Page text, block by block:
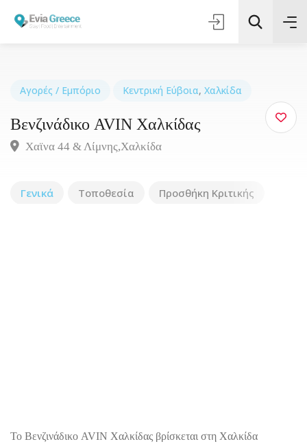
Τοποθεσία
Αγορές / Εμπόριο Κεντρική Εύβοια, Χαλκίδα
Βενζινάδικο AVIN Χαλκίδας
Χαϊνα 44 & Λίμνης,Xαλκίδα
Γενικά Τοποθεσία Προσθήκη Κριτικής
Το Βενζινάδικο AVIN Χαλκίδας βρίσκεται στη Χαλκίδα